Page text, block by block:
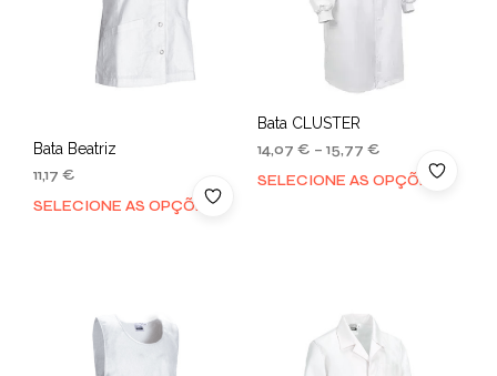
Bata Beatriz
11,17 €
SELECIONE AS OPÇÕES
Bata CLUSTER
14,07 € – 15,77 €
SELECIONE AS OPÇÕES